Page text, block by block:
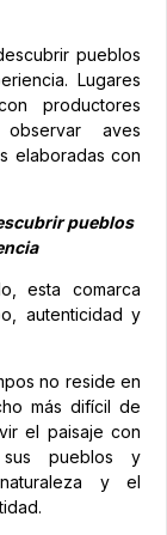
pueblos
Lugares
productores
aves
elaboradas con
pueblos
esta comarca
autenticidad y
no reside en
más difícil de
el paisaje con
pueblos y
y el